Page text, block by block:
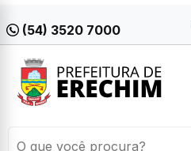
(54) 3520 7000